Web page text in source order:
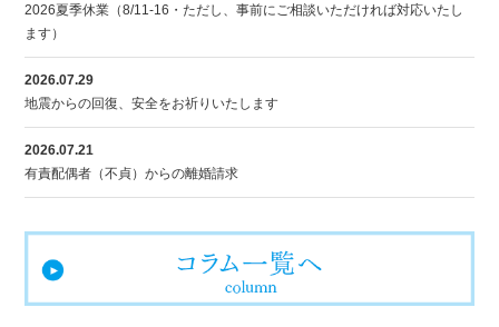
2026夏季休業（8/11-16・ただし、事前にご相談いただければ対応いたし
ます）
2026.07.29
地震からの回復、安全をお祈りいたします
2026.07.21
有責配偶者（不貞）からの離婚請求